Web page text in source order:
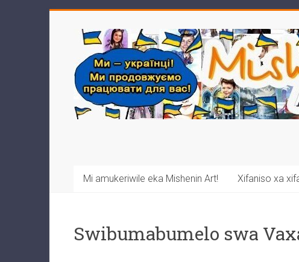
Mi amukeriwile eka Mishenin Art! Xifaniso xa
Swibumabumelo swa